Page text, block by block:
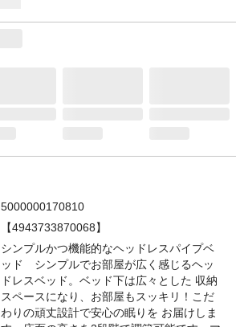
5000000170810
【4943733870068】
シンプルかつ機能的なヘッドレスパイプベ
ッド シンプルでお部屋が広く感じるヘッ
ドレスベッド。ベッド下は広々とした 収納
スペースになり、お部屋もスッキリ！こだ
わりの頑丈設計で安心の眠りを お届けしま